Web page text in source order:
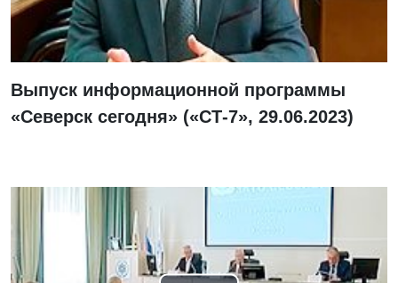
видео
Выпуск информационной программы
«Северск сегодня» («СТ-7», 29.06.2023)